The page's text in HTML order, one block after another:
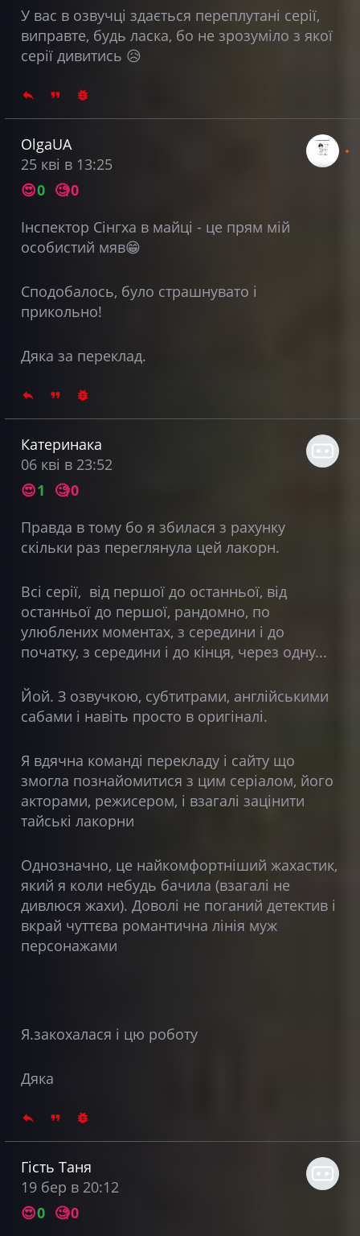
У вас в озвучці здається переплутані серії,
виправте, будь ласка, бо не зрозуміло з якої
серії дивитись 😥
OlgaUA
25 кві в 13:25
😍0 🧐0
Інспектор Сінгха в майці - це прям мій
особистий мяв😁
Сподобалось, було страшнувато і
прикольно!
Дяка за переклад.
Катеринака
06 кві в 23:52
😍1 🧐0
Правда в тому бо я збилася з рахунку
скільки раз переглянула цей лакорн.
Всі серії, від першої до останньої, від
останньої до першої, рандомно, по
улюблених моментах, з середини і до
початку, з середини і до кінця, через одну...
Йой. З озвучкою, субтитрами, англійськими
сабами і навіть просто в оригіналі.
Я вдячна команді перекладу і сайту що
змогла познайомитися з цим серіалом, його
акторами, режисером, і взагалі зацінити
тайські лакорни
Однозначно, це найкомфортніший жахастик,
який я коли небудь бачила (взагалі не
дивлюся жахи). Доволі не поганий детектив і
вкрай чуттєва романтична лінія муж
персонажами
Я.закохалася і цю роботу
Дяка
Гість Таня
19 бер в 20:12
😍0 🧐0